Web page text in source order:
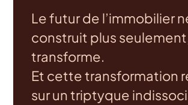
Le futur de l’immobilier
construit plus
transforme.
Et cette transformation
sur un triptyque